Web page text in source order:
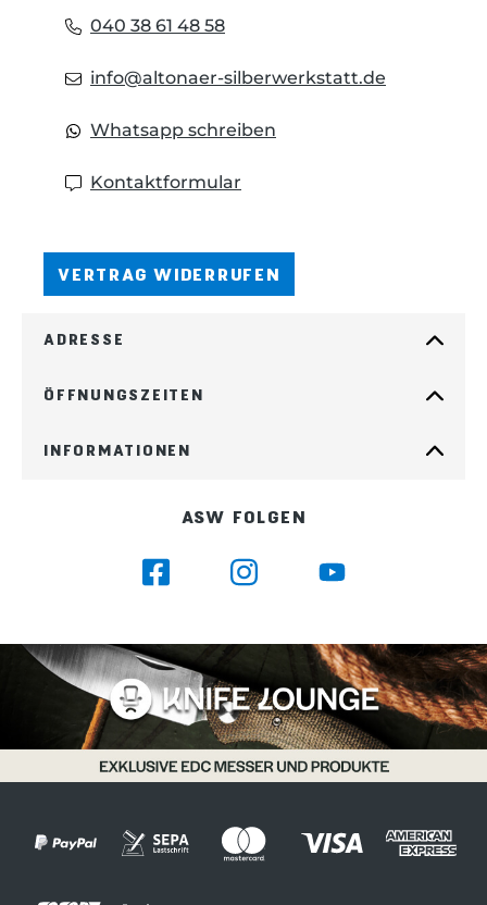
040 38 61 48 58
info@altonaer-silberwerkstatt.de
Whatsapp schreiben
Kontaktformular
VERTRAG WIDERRUFEN
ADRESSE
ÖFFNUNGSZEITEN
INFORMATIONEN
ASW FOLGEN